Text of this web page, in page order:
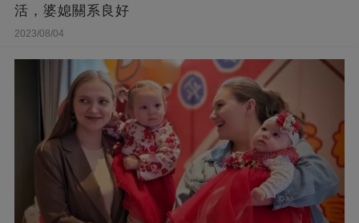
活，婆媳關系良好
2023/08/04